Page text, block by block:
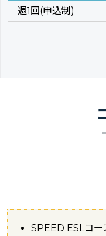
週1回(申込制)
SPEED ESLコー